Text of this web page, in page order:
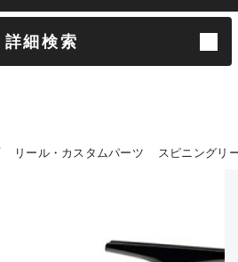
詳細検索
リール・カスタムパーツ スピニングリ
・道糸(8)
(183)
C